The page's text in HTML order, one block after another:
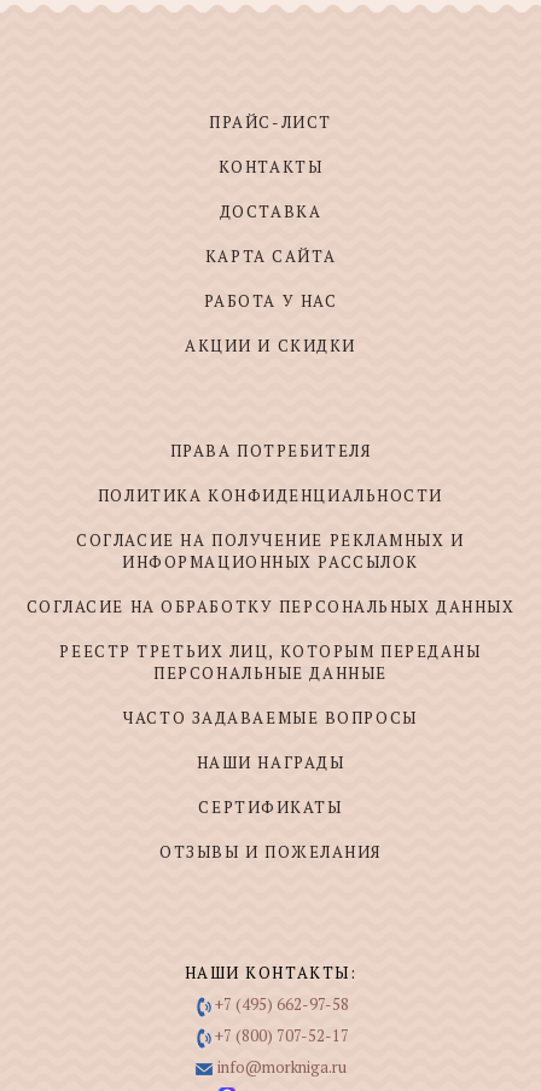
ПРАЙС-ЛИСТ
КОНТАКТЫ
ДОСТАВКА
КАРТА САЙТА
РАБОТА У НАС
АКЦИИ И СКИДКИ
ПРАВА ПОТРЕБИТЕЛЯ
ПОЛИТИКА КОНФИДЕНЦИАЛЬНОСТИ
СОГЛАСИЕ НА ПОЛУЧЕНИЕ РЕКЛАМНЫХ И
ИНФОРМАЦИОННЫХ РАССЫЛОК
СОГЛАСИЕ НА ОБРАБОТКУ ПЕРСОНАЛЬНЫХ ДАННЫХ
РЕЕСТР ТРЕТЬИХ ЛИЦ, КОТОРЫМ ПЕРЕДАНЫ
ПЕРСОНАЛЬНЫЕ ДАННЫЕ
ЧАСТО ЗАДАВАЕМЫЕ ВОПРОСЫ
НАШИ НАГРАДЫ
СЕРТИФИКАТЫ
ОТЗЫВЫ И ПОЖЕЛАНИЯ
НАШИ КОНТАКТЫ:
+7 (495) 662-97-58
+7 (800) 707-52-17
info@morkniga.ru